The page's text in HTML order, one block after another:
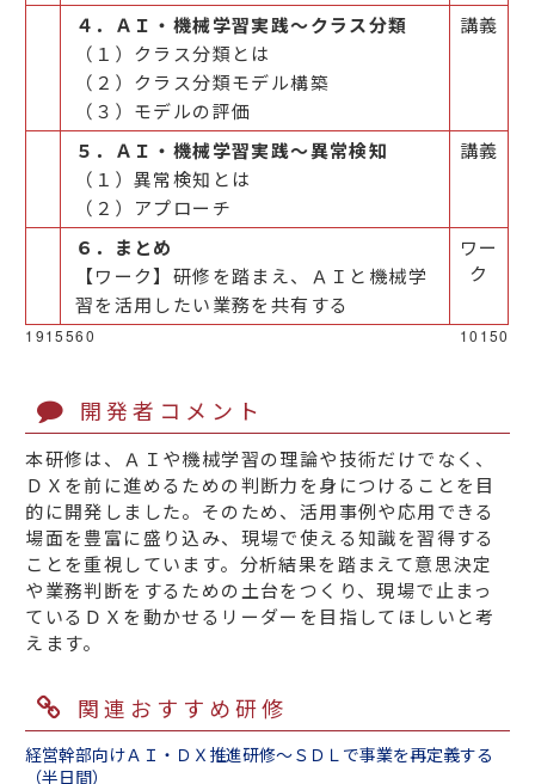
４．ＡＩ・機械学習実践～クラス分類
（１）クラス分類とは
（２）クラス分類モデル構築
（３）モデルの評価
講義
５．ＡＩ・機械学習実践～異常検知
（１）異常検知とは
（２）アプローチ
講義
６．まとめ
【ワーク】研修を踏まえ、ＡＩと機械学
習を活用したい業務を共有する
ワー
ク
10150
1915560
開発者コメント
本研修は、ＡＩや機械学習の理論や技術だけでなく、
ＤＸを前に進めるための判断力を身につけることを目
的に開発しました。そのため、活用事例や応用できる
場面を豊富に盛り込み、現場で使える知識を習得する
ことを重視しています。分析結果を踏まえて意思決定
や業務判断をするための土台をつくり、現場で止まっ
ているＤＸを動かせるリーダーを目指してほしいと考
えます。
関連おすすめ研修
経営幹部向けＡＩ・ＤＸ推進研修～ＳＤＬで事業を再定義する
（半日間）